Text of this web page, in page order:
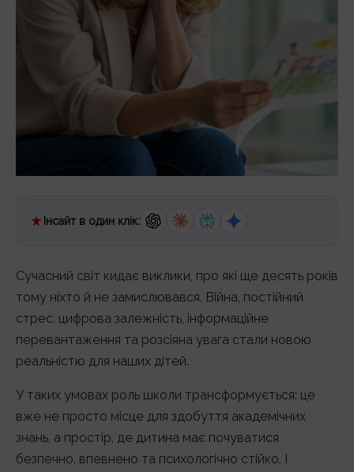
Інсайт в один клік:
Сучасний світ кидає виклики, про які ще десять років
тому ніхто й не замислювався. Війна, постійний
стрес, цифрова залежність, інформаційне
перевантаження та розсіяна увага стали новою
реальністю для наших дітей.
У таких умовах роль школи трансформується: це
вже не просто місце для здобуття академічних
знань, а простір, де дитина має почуватися
безпечно, впевнено та психологічно стійко. І